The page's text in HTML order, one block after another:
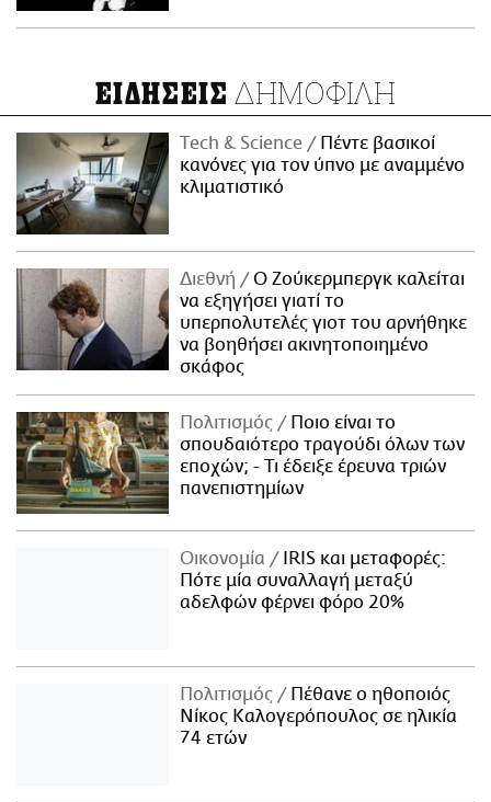
ΕΙΔΗΣΕΙΣ ΔΗΜΟΦΙΛΗ
Τech & Science
Πέντε βασικοί
κανόνες για τον ύπνο με αναμμένο
κλιματιστικό
Διεθνή
Ο Ζούκερμπεργκ καλείται
να εξηγήσει γιατί το
υπερπολυτελές γιοτ του αρνήθηκε
να βοηθήσει ακινητοποιημένο
σκάφος
Πολιτισμός
Ποιο είναι το
σπουδαιότερο τραγούδι όλων των
εποχών; - Τι έδειξε έρευνα τριών
πανεπιστημίων
Οικονομία
IRIS και μεταφορές:
Πότε μία συναλλαγή μεταξύ
αδελφών φέρνει φόρο 20%
Πολιτισμός
Πέθανε ο ηθοποιός
Νίκος Καλογερόπουλος σε ηλικία
74 ετών